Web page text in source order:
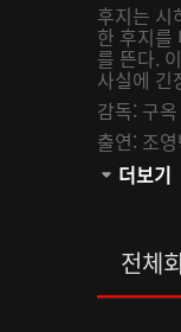
후지는 시
한 후지를
를 뜬다.
사실에 긴
감독: 구옥
출연: 조
관람등급:
더보기
전체